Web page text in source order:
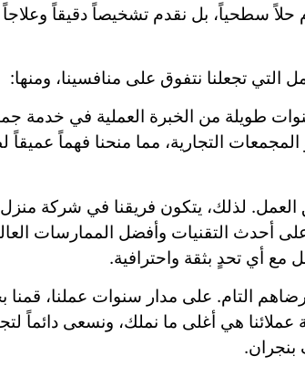
حلاً سطحياً، بل نقدم تشخيصاً دقيقاً
تجعلنا نتفوق على منافسينا، ومنها:
طويلة من الخبرة العملية في خدمة
التجارية، مما منحنا فهماً عميقاً
العمل. لذلك، يتكون فريقنا في شركة
أحدث التقنيات وأفضل الممارسات
أي تحدٍ بثقة واحترافية.
التام. على مدار سنوات عملنا، قمنا
هي أغلى ما نملك، ونسعى دائماً